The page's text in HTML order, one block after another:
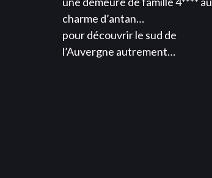
charme d’antan…
pour découvrir le sud de
l’Auvergne autrement…